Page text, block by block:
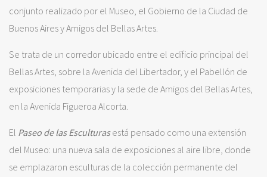
conjunto realizado por el Museo, el Gobierno de la Ciudad de
Buenos Aires y Amigos del Bellas Artes.
Se trata de un corredor ubicado entre el edificio principal del
Bellas Artes, sobre la Avenida del Libertador, y el Pabellón de
exposiciones temporarias y la sede de Amigos del Bellas Artes,
en la Avenida Figueroa Alcorta.
El Paseo de las Esculturasestá pensado como una extensión
del Museo: una nueva sala de exposiciones al aire libre, donde
se emplazaron esculturas de la colección permanente del